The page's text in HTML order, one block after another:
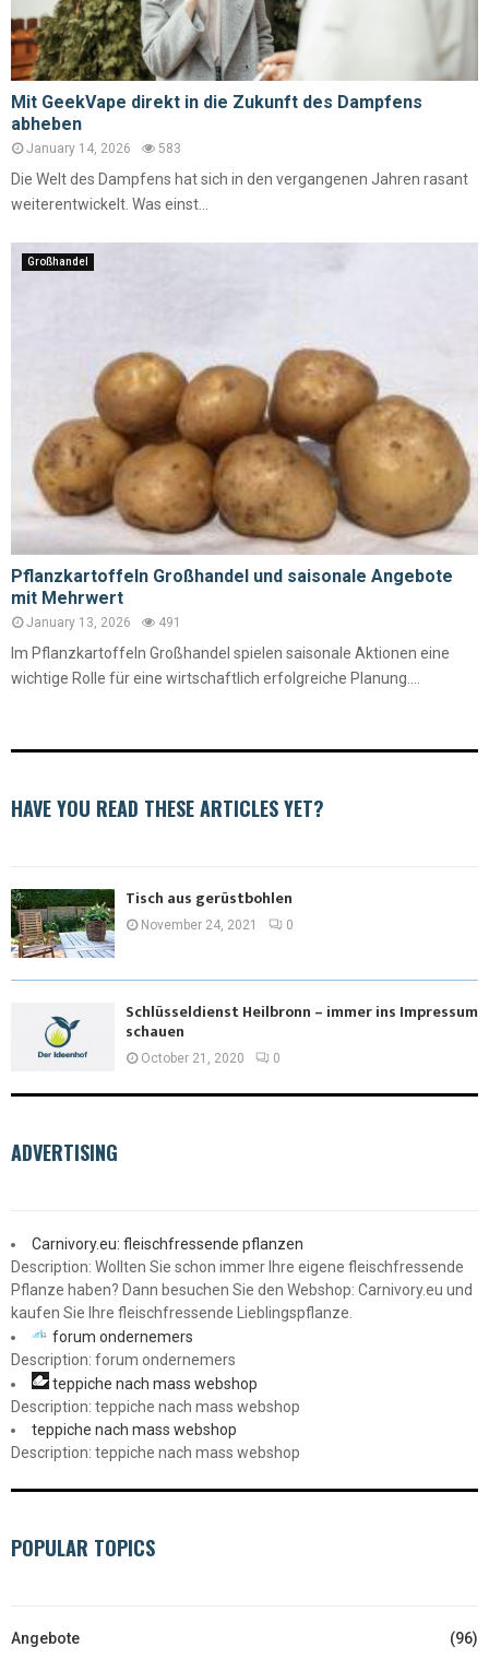
Mit GeekVape direkt in die Zukunft des Dampfens
abheben
January 14, 2026 583
Die Welt des Dampfens hat sich in den vergangenen Jahren rasant
weiterentwickelt. Was einst...
Großhandel
Pflanzkartoffeln Großhandel und saisonale Angebote
mit Mehrwert
January 13, 2026 491
Im Pflanzkartoffeln Großhandel spielen saisonale Aktionen eine
wichtige Rolle für eine wirtschaftlich erfolgreiche Planung....
HAVE YOU READ THESE ARTICLES YET?
Tisch aus gerüstbohlen
November 24, 2021 0
Schlüsseldienst Heilbronn – immer ins Impressum
schauen
October 21, 2020 0
ADVERTISING
Carnivory.eu: fleischfressende pflanzen
Description: Wollten Sie schon immer Ihre eigene fleischfressende
Pflanze haben? Dann besuchen Sie den Webshop: Carnivory.eu und
kaufen Sie Ihre fleischfressende Lieblingspflanze.
forum ondernemers
Description: forum ondernemers
teppiche nach mass webshop
Description: teppiche nach mass webshop
teppiche nach mass webshop
Description: teppiche nach mass webshop
POPULAR TOPICS
Angebote
(96)